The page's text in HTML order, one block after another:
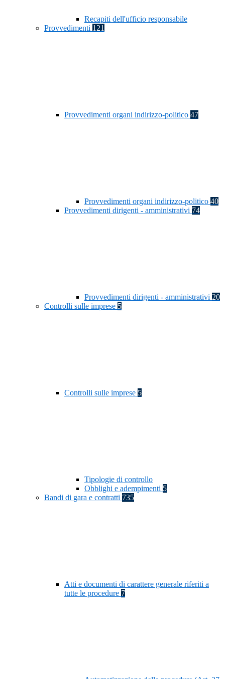
Recapiti dell'ufficio responsabile
Provvedimenti 121
Provvedimenti organi indirizzo-politico 47
Provvedimenti organi indirizzo-politico 40
Provvedimenti dirigenti - amministrativi 74
Provvedimenti dirigenti - amministrativi 20
Controlli sulle imprese 5
Controlli sulle imprese 5
Tipologie di controllo
Obblighi e adempimenti 5
Bandi di gara e contratti 735
Atti e documenti di carattere generale riferiti a
tutte le procedure 7